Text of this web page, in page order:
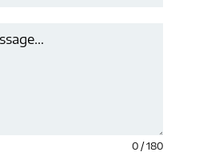
0 / 180